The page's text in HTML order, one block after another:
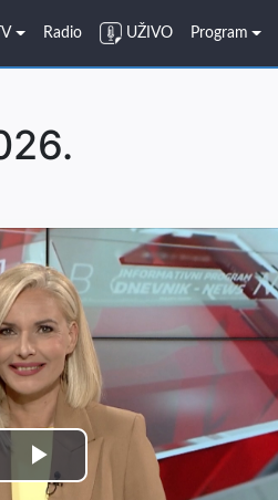
Radio UŽIVO Program
Play